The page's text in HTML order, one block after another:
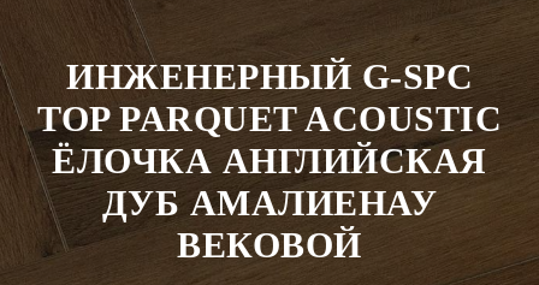
ИНЖЕНЕРНЫЙ G-SPC
TOP PARQUET ACOUSTIC
ЁЛОЧКА АНГЛИЙСКАЯ
ДУБ АМАЛИЕНАУ
ВЕКОВОЙ